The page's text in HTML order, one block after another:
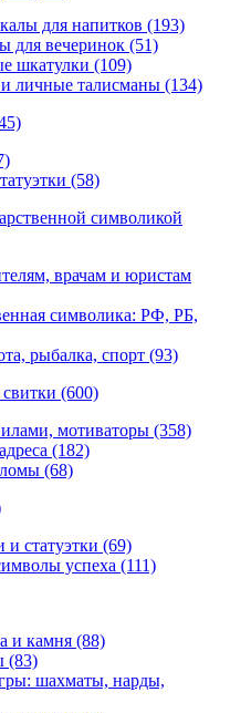
для напитков (193)
для вечеринок (51)
шкатулки (109)
личные талисманы (134)
(58)
символикой
врачам и юристам
символика: РФ, РБ,
рыбалка, спорт (93)
(600)
мотиваторы (358)
(182)
(68)
статуэтки (69)
успеха (111)
и камня (88)
(83)
шахматы, нарды,